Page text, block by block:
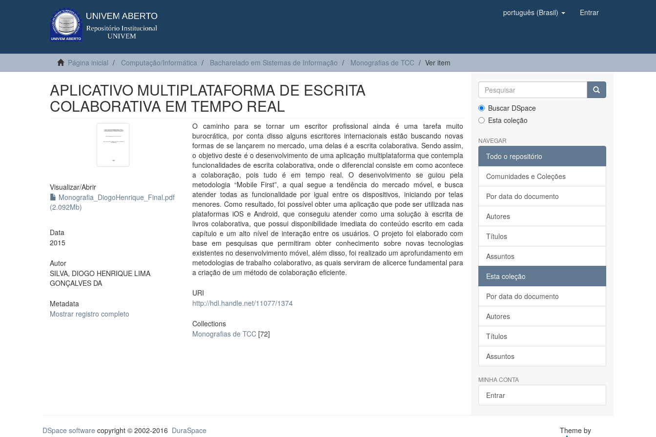
português (Brasil) Entrar
Página inicial Computação/Informática Bacharelado em Sistemas de Informação Monografias de TCC Ver item
APLICATIVO MULTIPLATAFORMA DE ESCRITA
COLABORATIVA EM TEMPO REAL
Visualizar/Abrir
Monografia_DiogoHenrique_Final.pdf
(2.092Mb)
Data
2015
Autor
SILVA, DIOGO HENRIQUE LIMA
GONÇALVES DA
Metadata
Mostrar registro completo
O caminho para se tornar um escritor profissional ainda é uma tarefa muito
burocrática, por conta disso alguns escritores internacionais estão buscando novas
formas de se lançarem no mercado, uma delas é a escrita colaborativa. Sendo assim,
o objetivo deste é o desenvolvimento de uma aplicação multiplataforma que contempla
funcionalidades de escrita colaborativa, onde o diferencial consiste em como acontece
a colaboração, pois tudo é em tempo real. O desenvolvimento se guiou pela
metodologia “Mobile First”, a qual segue a tendência do mercado móvel, e busca
atender todas as funcionalidade por igual entre os dispositivos, iniciando por telas
menores. Como resultado, foi possível obter uma aplicação que pode ser utilizada nas
plataformas iOS e Android, que conseguiu atender como uma solução à escrita de
livros colaborativa, que possui disponibilidade imediata do conteúdo escrito em cada
capítulo e um alto nível de interação entre os usuários. O projeto foi elaborado com
base em pesquisas que permitiram obter conhecimento sobre novas tecnologias
existentes no desenvolvimento móvel, além disso, foi realizado um aprofundamento em
metodologias de trabalho colaborativo, as quais serviram de alicerce fundamental para
a criação de um método de colaboração eficiente.
URI
http://hdl.handle.net/11077/1374
Collections
Monografias de TCC [72]
Buscar DSpace
Esta coleção
NAVEGAR
Todo o repositório
Comunidades e Coleções
Por data do documento
Autores
Títulos
Assuntos
Esta coleção
Por data do documento
Autores
Títulos
Assuntos
MINHA CONTA
Entrar
DSpace software copyright © 2002-2016 DuraSpace
Theme by